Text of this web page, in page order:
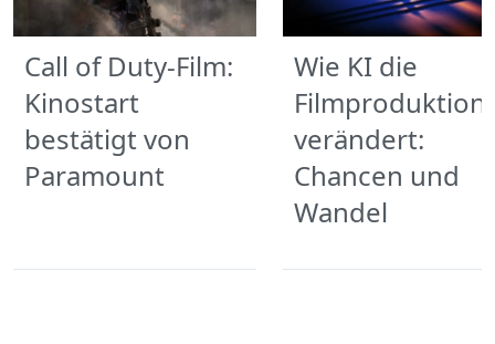
Call of Duty-Film:
Kinostart
bestätigt von
Paramount
Wie KI die
Filmproduktion
verändert:
Chancen und
Wandel